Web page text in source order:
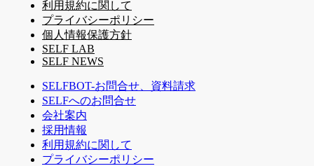
利用規約に関して
プライバシーポリシー
個人情報保護方針
SELF LAB
SELF NEWS
SELFBOT-お問合せ、資料請求
SELFへのお問合せ
会社案内
採用情報
利用規約に関して
プライバシーポリシー